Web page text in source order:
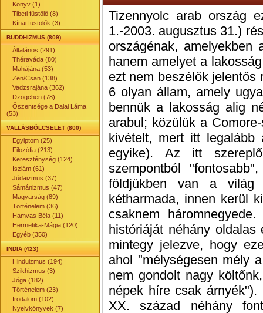
Könyv (1)
Tibeti füstölő (8)
Kínai füstölők (3)
BUDDHIZMUS (809)
Általános (291)
Théraváda (80)
Mahájána (53)
Zen/Csan (138)
Vadzsrajána (362)
Dzogchen (78)
Őszentsége a Dalai Láma
(53)
VALLÁSBÖLCSELET (800)
Egyiptom (25)
Filozófia (213)
Kereszténység (124)
Iszlám (61)
Júdaizmus (37)
Sámánizmus (47)
Magyarság (89)
Történelem (36)
Hamvas Béla (11)
Hermetika-Mágia (120)
Egyéb (350)
INDIA (423)
Hinduizmus (194)
Szikhizmus (3)
Jóga (182)
Történelem (23)
Irodalom (102)
Nyelvkönyvek (7)
Tizennyolc arab ország
1.-2003. augusztus 31.)
országénak, amelyekben
hanem amelyet a
ezt nem beszélők jelentős
6 olyan állam, amely
bennük a lakosság alig
arabul; közülük a
kivételt, mert itt
egyike). Az itt
szempontból
földjükben van a világ
kétharmada, innen kerül
csaknem
históriáját néhány
mintegy jelezve, hogy
ahol "mélységesen mély
nem gondolt nagy
népek híre csak
XX. század néhány